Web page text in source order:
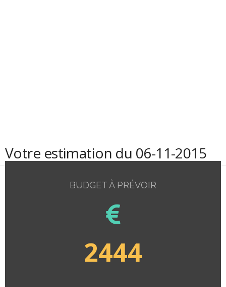
Votre estimation du 06-11-2015
BUDGET À PRÉVOIR
2444